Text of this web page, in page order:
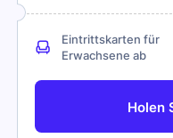
Eintrittskarten für
Erwachsene ab
Holen